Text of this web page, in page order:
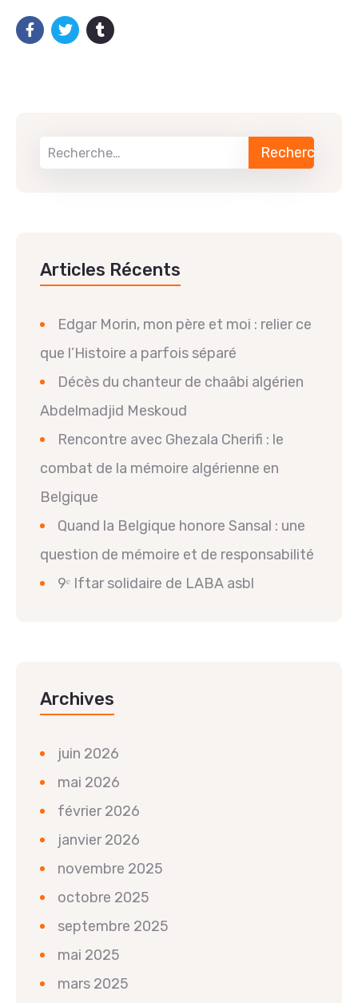
Articles Récents
Edgar Morin, mon père et moi : relier ce
que l’Histoire a parfois séparé
Décès du chanteur de chaâbi algérien
Abdelmadjid Meskoud
Rencontre avec Ghezala Cherifi : le
combat de la mémoire algérienne en
Belgique
Quand la Belgique honore Sansal : une
question de mémoire et de responsabilité
9ᵉ Iftar solidaire de LABA asbl
Archives
juin 2026
mai 2026
février 2026
janvier 2026
novembre 2025
octobre 2025
septembre 2025
mai 2025
mars 2025